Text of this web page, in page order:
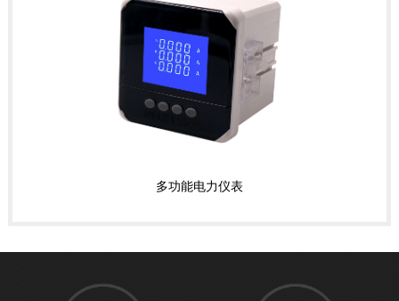
多功能电力仪表